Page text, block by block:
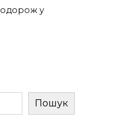
у
Пошук